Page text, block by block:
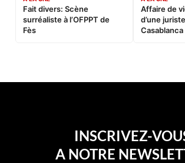
Fait divers: Scène
surréaliste à l’OFPPT de
Fès
Affaire de
d’une
INSCRIVEZ-
A NOTRE